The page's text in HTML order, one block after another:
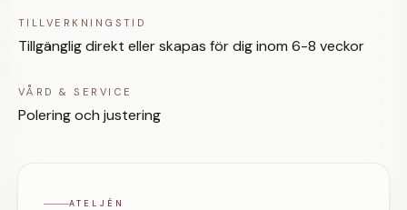
TILLVERKNINGSTID
Tillgänglig direkt eller skapas för dig inom 6-8 veckor
VÅRD & SERVICE
Polering och justering
ATELJÉN